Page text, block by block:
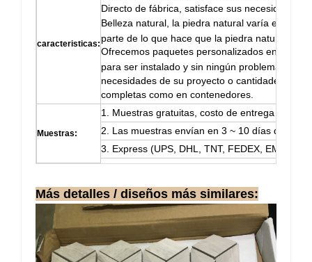
caracteristicas:
Directo de fábrica, satisface sus necesidades
Belleza natural, la piedra natural varía en
parte de lo que hace que la piedra natural sea
Ofrecemos paquetes personalizados en todos
para ser instalado y sin ningún problema.
necesidades de su proyecto o cantidades
completas como en contenedores.
Muestras:
1. Muestras gratuitas, costo de entrega
2. Las muestras envían en 3 ~ 10 días
3. Express (UPS, DHL, TNT, FEDEX, EMS, etc.)
Más detalles / diseños más similares: